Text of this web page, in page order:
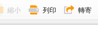
縮小 列印 轉寄